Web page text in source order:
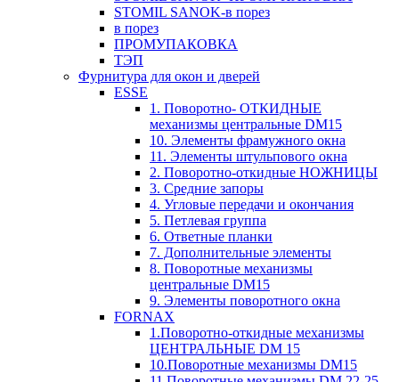
STOMIL SANOK-в порез
в порез
ПРОМУПАКОВКА
ТЭП
Фурнитура для окон и дверей
ESSE
1. Поворотно- ОТКИДНЫЕ
механизмы центральные DM15
10. Элементы фрамужного окна
11. Элементы штульпового окна
2. Поворотно-откидные НОЖНИЦЫ
3. Средние запоры
4. Угловые передачи и окончания
5. Петлевая группа
6. Ответные планки
7. Дополнительные элементы
8. Поворотные механизмы
центральные DM15
9. Элементы поворотного окна
FORNAX
1.Поворотно-откидные механизмы
ЦЕНТРАЛЬНЫЕ DM 15
10.Поворотные механизмы DM15